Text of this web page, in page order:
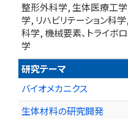
整形外科学, 生体医療工
学, リハビリテーション科
科学, 機械要素、トライボ
学
研究テーマ
バイオメカニクス
生体材料の研究開発